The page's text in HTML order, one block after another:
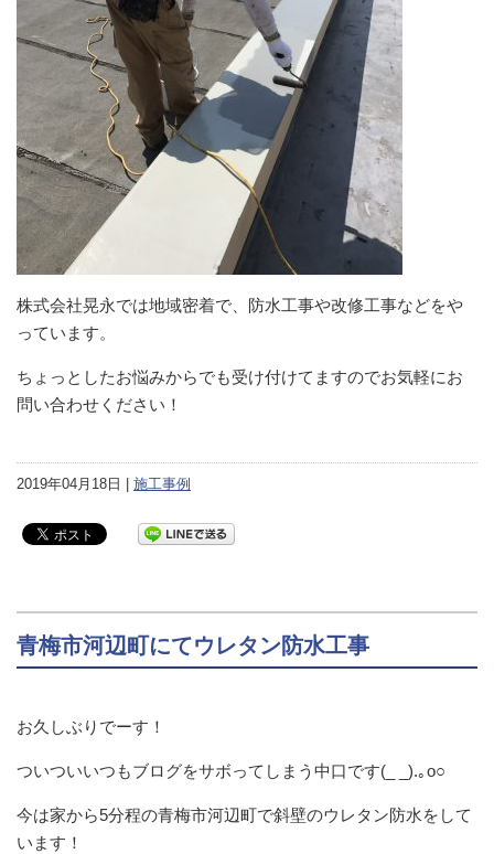
株式会社晃永では地域密着で、防水工事や改修工事などをや
っています。
ちょっとしたお悩みからでも受け付けてますのでお気軽にお
問い合わせください！
2019年04月18日 | 施工事例
青梅市河辺町にてウレタン防水工事
お久しぶりでーす！
ついついいつもブログをサボってしまう中口です(_ _).｡o○
今は家から5分程の青梅市河辺町で斜壁のウレタン防水をして
います！